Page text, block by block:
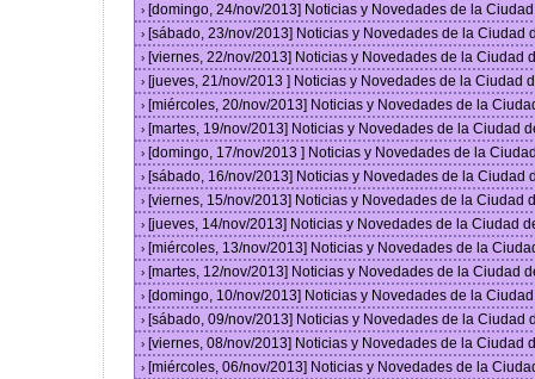
› [domingo, 24/nov/2013] Noticias y Novedades de la
› [sábado, 23/nov/2013] Noticias y Novedades de la Ciudad
› [viernes, 22/nov/2013] Noticias y Novedades de la Ciudad
› [jueves, 21/nov/2013 ] Noticias y Novedades de la Ciudad
› [miércoles, 20/nov/2013] Noticias y Novedades de la
› [martes, 19/nov/2013] Noticias y Novedades de la Ciudad
› [domingo, 17/nov/2013 ] Noticias y Novedades de la
› [sábado, 16/nov/2013] Noticias y Novedades de la Ciudad
› [viernes, 15/nov/2013] Noticias y Novedades de la Ciudad
› [jueves, 14/nov/2013] Noticias y Novedades de la Ciudad
› [miércoles, 13/nov/2013] Noticias y Novedades de la
› [martes, 12/nov/2013] Noticias y Novedades de la Ciudad
› [domingo, 10/nov/2013] Noticias y Novedades de la
› [sábado, 09/nov/2013] Noticias y Novedades de la Ciudad
› [viernes, 08/nov/2013] Noticias y Novedades de la Ciudad
› [miércoles, 06/nov/2013] Noticias y Novedades de la